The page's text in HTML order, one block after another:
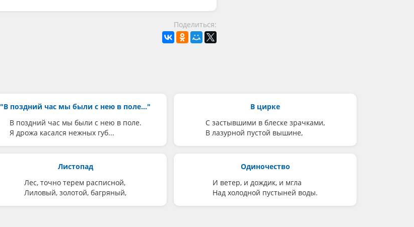
Поделиться:
"В поздний час мы были с нею в поле..."
В поздний час мы были с нею в поле.
Я дрожа касался нежных губ...
В цирке
С застывшими в блеске зрачками,
В лазурной пустой вышине,
Листопад
Лес, точно терем расписной,
Лиловый, золотой, багряный,
Одиночество
И ветер, и дождик, и мгла
Над холодной пустыней воды.